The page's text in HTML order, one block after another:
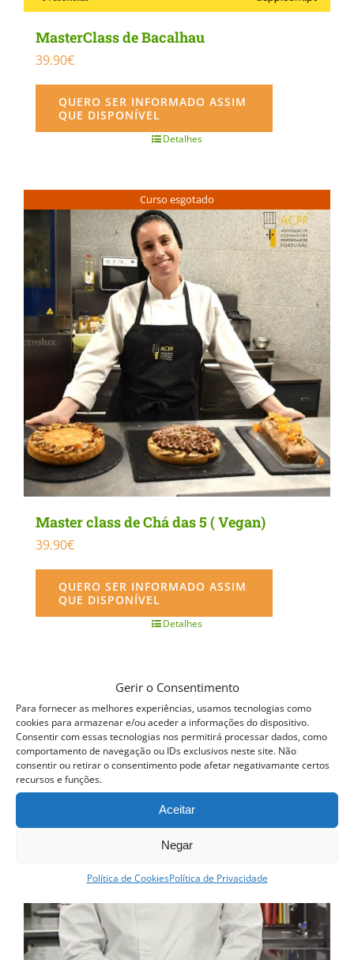
Gerir o Consentimento
Para fornecer as melhores experiências, usamos tecnologias como
cookies para armazenar e/ou aceder a informações do dispositivo.
Consentir com essas tecnologias nos permitirá processar dados, como
comportamento de navegação ou IDs exclusivos neste site. Não
consentir ou retirar o consentimento pode afetar negativamante certos
recursos e funções.
Aceitar
Negar
Política de CookiesPolítica de Privacidade
MasterClass de Bacalhau
39.90€
QUERO SER INFORMADO ASSIM
QUE DISPONÍVEL
Detalhes
Curso esgotado
Master class de Chá das 5 ( Vegan)
39.90€
QUERO SER INFORMADO ASSIM
QUE DISPONÍVEL
Detalhes